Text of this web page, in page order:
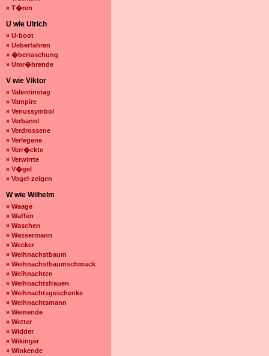
» T�ren
U wie Ulrich
» U-boot
» Ueberfahren
» �berraschung
» Umr�hrende
V wie Viktor
» Valentinstag
» Vampire
» Venussymbol
» Verbannt
» Verdrossene
» Verlegene
» Verr�ckte
» Verwirrte
» V�gel
» Vogel-zeigen
W wie Wilhelm
» Waage
» Waffen
» Waschen
» Wassermann
» Wecker
» Weihnachstbaum
» Weihnachstbaumschmuck
» Weihnachten
» Weihnachtsfrauen
» Weihnachtsgeschenke
» Weihnachtsmann
» Weinende
» Wetter
» Widder
» Wikinger
» Winkende